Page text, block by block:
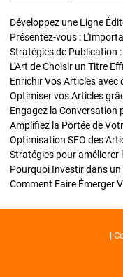
Développez une Ligne
Présentez-vous :
L'Art de Choisir un Titre
Optimiser vos Articles
Engagez la Conversation
Amplifiez la Portée de